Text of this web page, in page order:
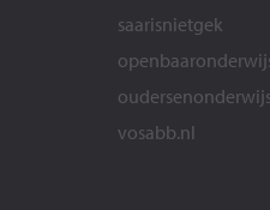
saarisnietgek
vosabb.nl